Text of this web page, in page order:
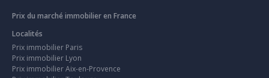
Prix du marché immobilier en France
Localités
Prix immobilier Paris
Prix immobilier Lyon
Prix immobilier Aix-en-Provence